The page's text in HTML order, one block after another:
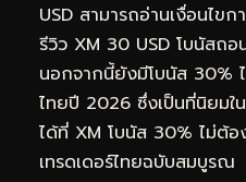
USD สามารถอ่านเงื่อนไขก
รีวิว XM 30 USD โบนัสถอ
นอกจากนี้ยังมีโบนัส 30%
ไทยปี 2026 ซึ่งเป็นที่นิยมใ
ได้ที่ XM โบนัส 30% ไม่ต้
เทรดเดอร์ไทยฉบับสมบูรณ